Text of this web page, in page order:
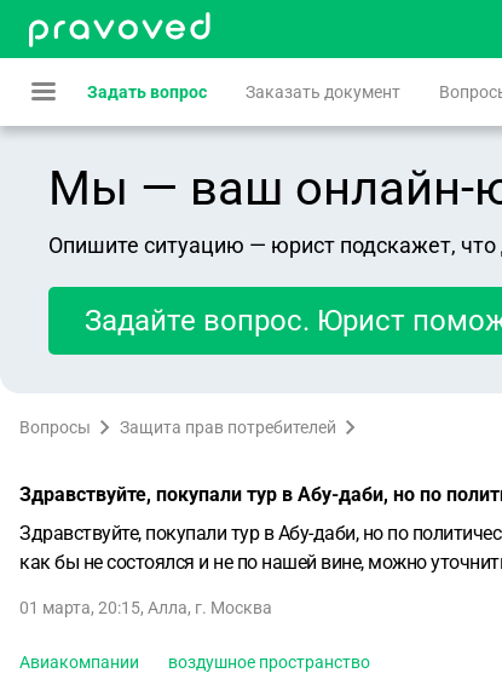
Задать вопрос Заказать документ
Мы — ваш онлайн-
Опишите ситуацию — юрист подскажет,
Задайте вопрос. Юрист
Вопросы Защита прав потребителей
Здравствуйте, покупали тур в Абу-даби, но по
Здравствуйте, покупали тур в Абу-даби, но по
как бы не состоялся и не по нашей вине, можно
01 марта, 20:15, Алла, г. Москва
Авиакомпании воздушное пространство